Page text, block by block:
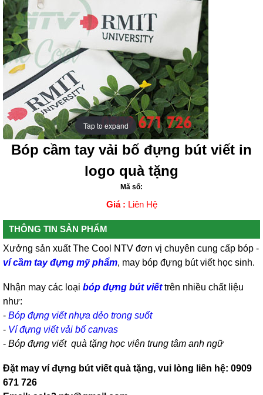
Tap to expand
Tap to expand
Bóp cầm tay vải bố đựng bút viết in
logo quà tặng
Mã số:
Giá : Liên Hệ
THÔNG TIN SẢN PHẨM
Xưởng sản xuất The Cool NTV đơn vị chuyên cung cấp bóp -
ví cầm tay đựng mỹ phẩm, may bóp đựng bút viết học sinh.
Nhận may các loại bóp đựng bút viếttrên nhiều chất liệu
như:
- Bóp đựng viết nhựa dẻo trong suốt
- Ví đựng viết vải bố canvas
- Bóp đựng viết quà tặng học viên trung tâm anh ngữ
Đặt may ví đựng bút viết quà tặng, vui lòng liên hệ: 0909
671 726